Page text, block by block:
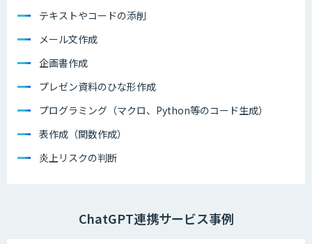
テキストやコードの添削
メール文作成
企画書作成
プレゼン資料のひな形作成
プログラミング（マクロ、Python等のコード生成）
表作成（関数作成）
炎上リスクの判断
ChatGPT連携サービス事例